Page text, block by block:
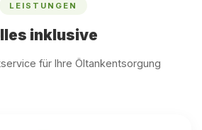
LEISTUNGEN
inklusive
für Ihre Öltankentsorgung